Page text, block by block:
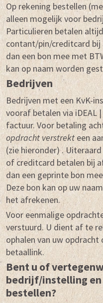
Op rekening bestellen
alleen mogelijk voor
Particulieren betalen
contant/pin/creditcard
dan een bon mee met
kan op naam worden
Bedrijven
Bedrijven met een KvK-
vooraf betalen via iDEAL
factuur. Voor betaling
opdracht verstrekt een
(zie hieronder) .
of creditcard betalen bij
dan een geprinte bon
Deze bon kan op uw
het afrekenen.
Voor eenmalige
verstuurd. U dient af te
ophalen van uw opdracht
betaallink.
Bent u of
bedrijf/instelling en
bestellen?